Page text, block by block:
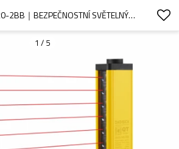
QT34-40-1320-2BB｜BEZPEČNOSTNÍ SVĚTELNÝ ZÁVĚS｜DADISICK
1 / 5